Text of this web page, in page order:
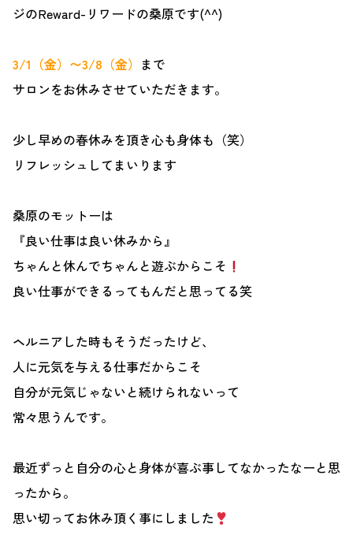
ジのReward-リワードの桑原です(^^)
3/1（金）〜3/8（金） まで
サロンをお休みさせていただきます。
少し早めの春休みを頂き心も身体も（笑）
リフレッシュしてまいります
桑原のモットーは
『良い仕事は良い休みから』
ちゃんと休んでちゃんと遊ぶからこそ
良い仕事ができるってもんだと思ってる笑
ヘルニアした時もそうだったけど、
人に元気を与える仕事だからこそ
自分が元気じゃないと続けられないって
常々思うんです。
最近ずっと自分の心と身体が喜ぶ事してなかったなーと思
ったから。
思い切ってお休み頂く事にしました